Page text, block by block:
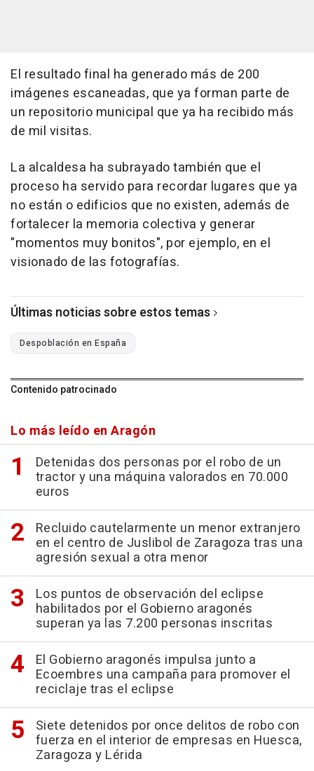
El resultado final ha generado más de 200
imágenes escaneadas, que ya forman parte de
un repositorio municipal que ya ha recibido más
de mil visitas.
La alcaldesa ha subrayado también que el
proceso ha servido para recordar lugares que ya
no están o edificios que no existen, además de
fortalecer la memoria colectiva y generar
"momentos muy bonitos", por ejemplo, en el
visionado de las fotografías.
Últimas noticias sobre estos temas
Despoblación en España
Contenido patrocinado
Lo más leído en Aragón
Detenidas dos personas por el robo de un
tractor y una máquina valorados en 70.000
euros
Recluido cautelarmente un menor extranjero
en el centro de Juslibol de Zaragoza tras una
agresión sexual a otra menor
Los puntos de observación del eclipse
habilitados por el Gobierno aragonés
superan ya las 7.200 personas inscritas
El Gobierno aragonés impulsa junto a
Ecoembres una campaña para promover el
reciclaje tras el eclipse
Siete detenidos por once delitos de robo con
fuerza en el interior de empresas en Huesca,
Zaragoza y Lérida